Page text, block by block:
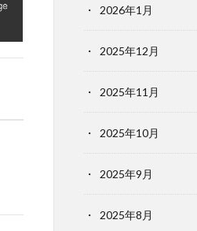
2026年1月
2025年12月
2025年11月
2025年10月
2025年9月
2025年8月